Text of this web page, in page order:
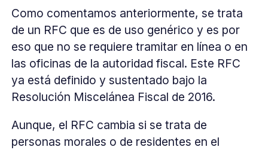
Como comentamos anteriormente, se trata
de un RFC que es de uso genérico y es por
eso que no se requiere tramitar en línea o en
las oficinas de la autoridad fiscal. Este RFC
ya está definido y sustentado bajo la
Resolución Miscelánea Fiscal de 2016.
Aunque, el RFC cambia si se trata de
personas morales o de residentes en el